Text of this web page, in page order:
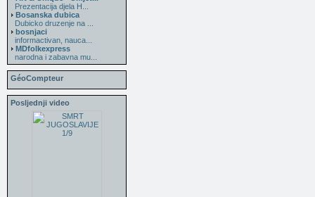
Prezentacija djela H...
Bosanska dubica
Dubicko druzenje na ...
bosnjaci
informactivan, nauca...
MDfolkexpress
narodna i zabavna mu...
GéoCompteur
Posljednji video